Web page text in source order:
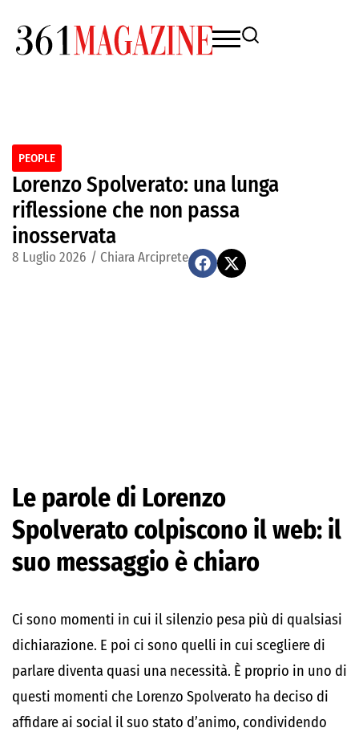
PEOPLE
Lorenzo Spolverato: una lunga
riflessione che non passa
inosservata
8 Luglio 2026 / Chiara Arciprete
Le parole di Lorenzo
Spolverato colpiscono il web: il
suo messaggio è chiaro
Ci sono momenti in cui il silenzio pesa più di qualsiasi
dichiarazione. E poi ci sono quelli in cui scegliere di
parlare diventa quasi una necessità. È proprio in uno di
questi momenti che Lorenzo Spolverato ha deciso di
affidare ai social il suo stato d’animo, condividendo